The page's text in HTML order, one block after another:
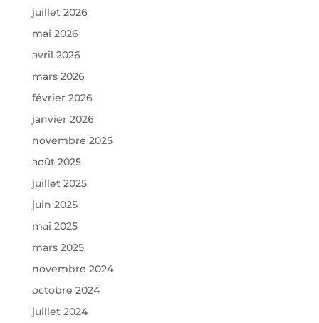
juillet 2026
mai 2026
avril 2026
mars 2026
février 2026
janvier 2026
novembre 2025
août 2025
juillet 2025
juin 2025
mai 2025
mars 2025
novembre 2024
octobre 2024
juillet 2024